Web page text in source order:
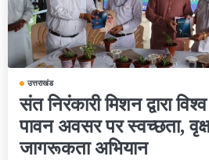
उत्तराखंड
संत निरंकारी मिशन द्वारा
पावन अवसर पर स्वच्छता,
जागरूकता अभियान